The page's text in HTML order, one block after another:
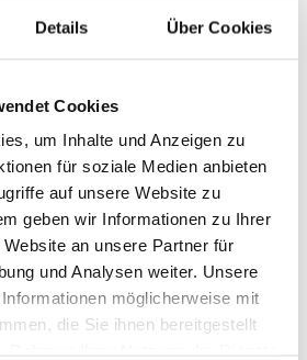
Details Über Cookies
Cookies
um Inhalte und Anzeigen zu
für soziale Medien anbieten
auf unsere Website zu
geben wir Informationen zu Ihrer
an unsere Partner für
und Analysen weiter. Unsere
möglicherweise mit
die Sie ihnen bereitgestellt